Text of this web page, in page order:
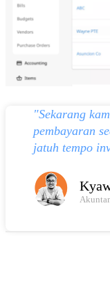
"Sekarang
pembayaran
jatuh tempo